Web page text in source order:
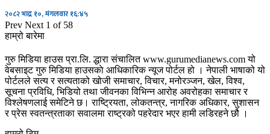
२०८२ भाद्र १०, मंगलवार १६:४५
Prev Next 1 of 58
हाम्रो बारेमा
गुरु मिडिया हाउस प्रा.लि. द्धारा संचालित www.gurumedianews.com यो
वेबसाइट गुरु मिडिया हाउसकाे आधिकारिक न्यूज पोर्टल हो । नेपाली भाषाको यो
पोर्टलले सत्य र सत्यताको खोजी समाचार, विचार, मनोरञ्जन, खेल, विश्व,
सूचना प्रविधि, भिडियो तथा जीवनका विभिन्न आरोह अवरोहका समाचार र
विश्लेषणलाई समेटिने छ। राष्ट्रियता, लोकतन्त्र, नागरिक अधिकार, सुशासन
र प्रेस स्वतन्त्रताका सवालमा राष्ट्रको पहरेदार भएर हामी लडिरहने छौ ।